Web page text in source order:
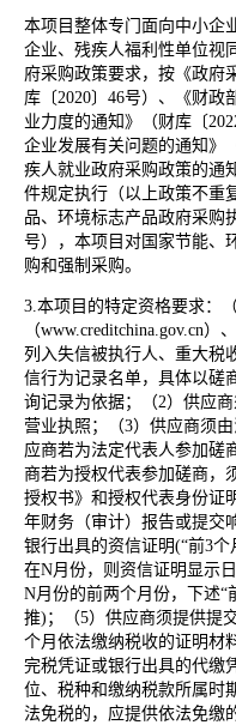
本项目整体专门面向中小企
企业、残疾人福利性单位视
府采购政策要求，按《政府
库〔2020〕46号）、《财
业力度的通知》（财库〔
企业发展有关问题的通知》
疾人就业政府采购政策的通
件规定执行（以上政策不重
品、环境标志产品政府采购
号），本项目对国家节能、
购和强制采购。
3.本项目的特定资格要求：
（www.creditchina.gov.cn）
列入失信被执行人、重大税
信行为记录名单，具体以磋
询记录为依据；（2）供应
营业执照；（3）供应商须
应商若为法定代表人参加磋
商若为授权代表参加磋商，
授权书》和授权代表身份证
年财务（审计）报告或提交
银行出具的资信证明(“前3
在N月份，则资信证明显示
N月份的前两个月份，下述“
推)；（5）供应商须提供提
个月依法缴纳税收的证明材
完税凭证或银行出具的代缴
位、税种和缴纳税款所属时
法免税的，应提供依法免缴